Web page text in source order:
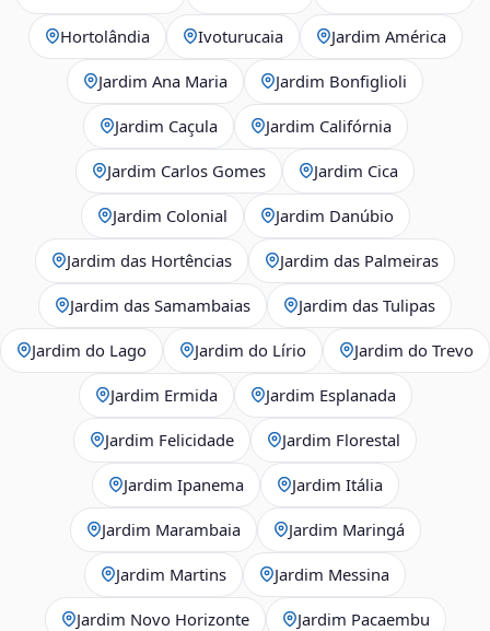
Hortolândia Ivoturucaia Jardim América
Jardim Ana Maria Jardim Bonfiglioli
Jardim Caçula Jardim Califórnia
Jardim Carlos Gomes Jardim Cica
Jardim Colonial Jardim Danúbio
Jardim das Hortências Jardim das Palmeiras
Jardim das Samambaias Jardim das Tulipas
Jardim do Lago Jardim do Lírio Jardim do Trevo
Jardim Ermida Jardim Esplanada
Jardim Felicidade Jardim Florestal
Jardim Ipanema Jardim Itália
Jardim Marambaia Jardim Maringá
Jardim Martins Jardim Messina
Jardim Novo Horizonte Jardim Pacaembu